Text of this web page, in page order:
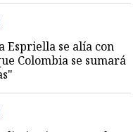
Espriella se alía con
Colombia se sumará